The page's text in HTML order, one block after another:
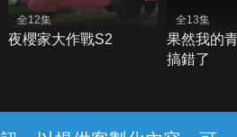
全12集
夜櫻家大作戰S2
全13集
果然我的
搞錯了